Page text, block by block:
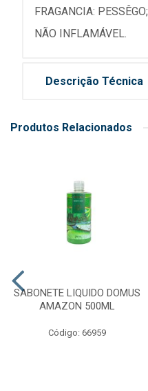
FRAGANCIA: PESSÊGO;
NÃO INFLAMÁVEL.
Descrição Técnica
Produtos Relacionados
SABONETE LIQUIDO DOMUS
AMAZON 500ML
Código: 66959